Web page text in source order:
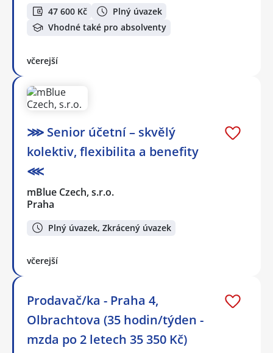
47 600 Kč
Plný úvazek
Vhodné také pro absolventy
včerejší
⋙ Senior účetní – skvělý
kolektiv, flexibilita a benefity
⋘
mBlue Czech, s.r.o.
Praha
Plný úvazek, Zkrácený úvazek
včerejší
Prodavač/ka - Praha 4,
Olbrachtova (35 hodin/týden -
mzda po 2 letech 35 350 Kč)